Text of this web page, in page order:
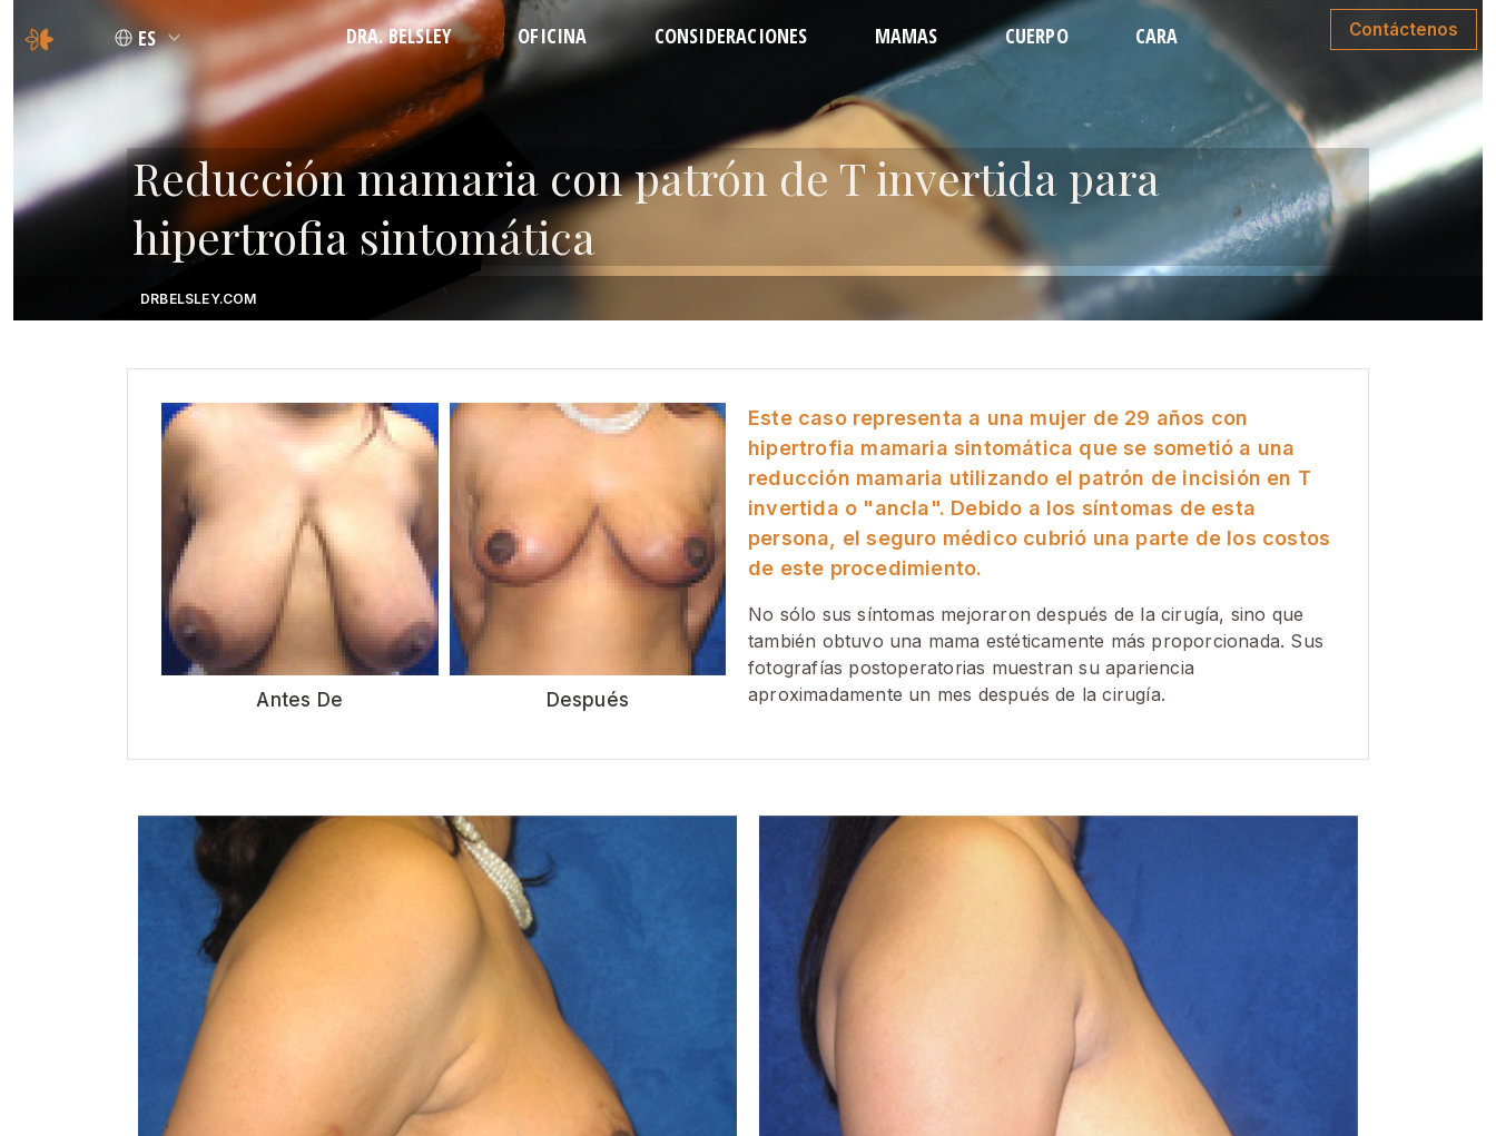
ES DRA. BELSLEY
FILOSOFÍA
CREDENCIALES
OFICINA
EL EQUIPO
CONSIDERACIONES
CUÁNDO LLAMAR
PREGUNTAS
MAMAS
CONTORNEADA
REVISIÓN
AUMENTO
LEVANTAMIENTO
REDUCCIÓN
CUERPO
LIPO DE MEDIO CUERPO
LIPO DE BRAZOS
LIPOSUCCIÓN DE ESPALDA
LEVANTA DE BRAZOS
LIPO PARTE INFERIOR
CARA
RINOPLASTIA
ESTIRAMIENTO FACIAL
ESTIRAMIENTO DE CUELLO
LEVANTA DE PÁRPADOS
LEVANTAMIENTO DE CEJAS
Contáctenos
Reducción mamaria con patrón de T invertida para
hipertrofia sintomática
DRBELSLEY.COM
Antes De Después
Este caso representa a una mujer de 29 años con
hipertrofia mamaria sintomática que se sometió a una
reducción mamaria utilizando el patrón de incisión en T
invertida o "ancla". Debido a los síntomas de esta
persona, el seguro médico cubrió una parte de los costos
de este procedimiento.
No sólo sus síntomas mejoraron después de la cirugía, sino que
también obtuvo una mama estéticamente más proporcionada. Sus
fotografías postoperatorias muestran su apariencia
aproximadamente un mes después de la cirugía.